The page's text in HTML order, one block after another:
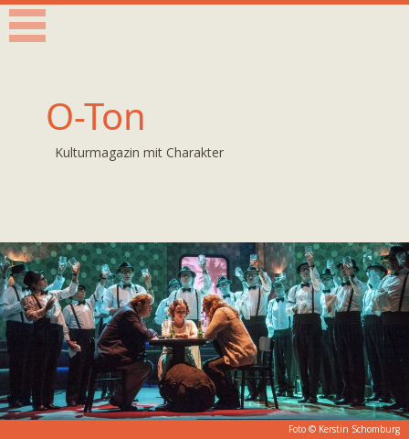
O-Ton
Kulturmagazin mit Charakter
Foto © Kerstin Schomburg